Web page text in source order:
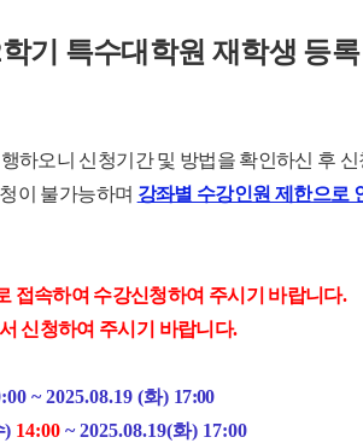
학기 특수대학원 재학생 등
하오니 신청기간 및 방법을 확인하신 후
이 불가능하며 강좌별 수강인원 제한으로
접속하여 수강신청하여 주시기 바랍니다.
신청하여 주시기 바랍니다.
~ 2025.08.19 (화) 17:00
) 14:00 ~ 2025.08.19(화) 17:00